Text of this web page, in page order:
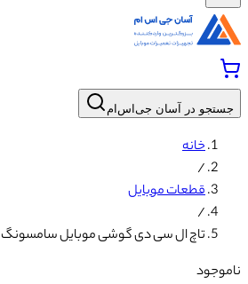
جستجو در آسان جی‌اس‌ام
خانه
/
قطعات موبایل
/
تاچ ال سی دی گوشی موبایل سامسونگ J5PRIME (WHITE)
ناموجود